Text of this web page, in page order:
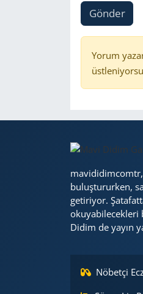
Gönder
Yorum
buluştururken,
getiriyor.
okuyabilecekleri
Didim de yayın
Nöbetçi